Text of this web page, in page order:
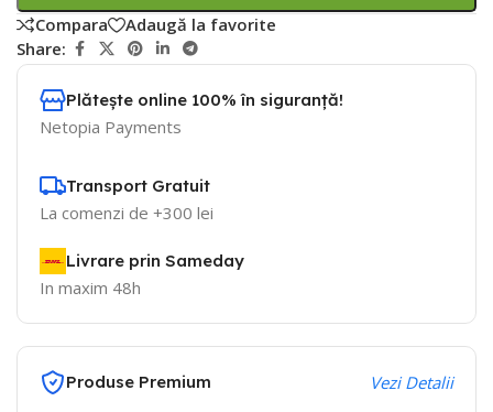
Compara
Adaugă la favorite
Share:
Plătește online 100% în siguranță!
Netopia Payments
Transport Gratuit
La comenzi de +300 lei
Livrare prin Sameday
In maxim 48h
Produse Premium Vezi Detalii